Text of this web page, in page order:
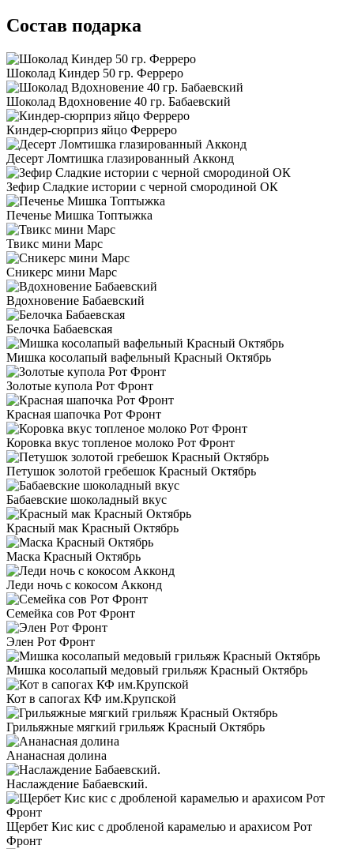
Состав подарка
Шоколад Киндер 50 гр. Ферреро
Шоколад Вдохновение 40 гр. Бабаевский
Киндер-сюрприз яйцо Ферреро
Десерт Ломтишка глазированный Акконд
Зефир Сладкие истории с черной смородиной ОК
Печенье Мишка Топтыжка
Твикс мини Марс
Сникерс мини Марс
Вдохновение Бабаевский
Белочка Бабаевская
Мишка косолапый вафельный Красный Октябрь
Золотые купола Рот Фронт
Красная шапочка Рот Фронт
Коровка вкус топленое молоко Рот Фронт
Петушок золотой гребешок Красный Октябрь
Бабаевские шоколадный вкус
Красный мак Красный Октябрь
Маска Красный Октябрь
Леди ночь с кокосом Акконд
Семейка сов Рот Фронт
Элен Рот Фронт
Мишка косолапый медовый грильяж Красный Октябрь
Кот в сапогах КФ им.Крупской
Грильяжные мягкий грильяж Красный Октябрь
Ананасная долина
Наслаждение Бабаевский.
Щербет Кис кис с дробленой карамелью и арахисом Рот
Фронт